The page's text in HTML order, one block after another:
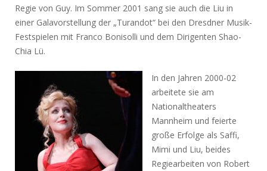
Regie von Guy. Im Sommer 2001 sang sie auch die Liu in
einer Galavorstellung der „Turandot“ bei den Dresdner Musik-
Festspielen mit Franco Bonisolli und dem Dirigenten Shao-
Chia Lü.
In den Jahren 2000-02
arbeitete sie am
Nationaltheaters
Mannheim und feierte
große Erfolge als Saffi,
Mimi und Liu, beides
Regiearbeiten von Robert